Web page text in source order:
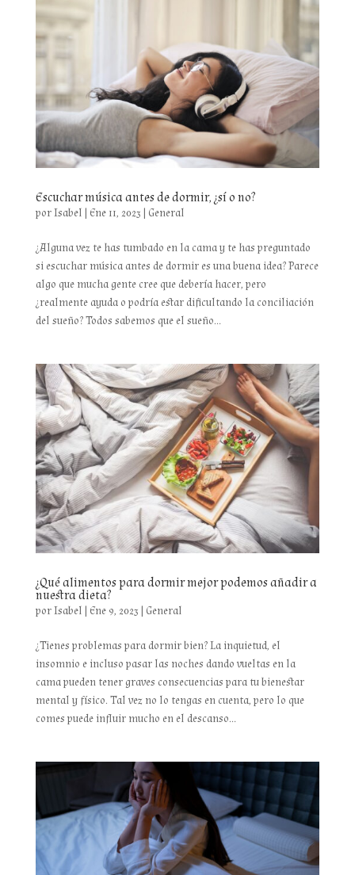
Escuchar música antes de dormir, ¿sí o no?
porIsabel | Ene 11, 2023 | General
¿Alguna vez te has tumbado en la cama y te has preguntado
si escuchar música antes de dormir es una buena idea? Parece
algo que mucha gente cree que debería hacer, pero
¿realmente ayuda o podría estar dificultando la conciliación
del sueño? Todos sabemos que el sueño...
¿Qué alimentos para dormir mejor podemos añadir a
nuestra dieta?
porIsabel | Ene 9, 2023 | General
¿Tienes problemas para dormir bien? La inquietud, el
insomnio e incluso pasar las noches dando vueltas en la
cama pueden tener graves consecuencias para tu bienestar
mental y físico. Tal vez no lo tengas en cuenta, pero lo que
comes puede influir mucho en el descanso...